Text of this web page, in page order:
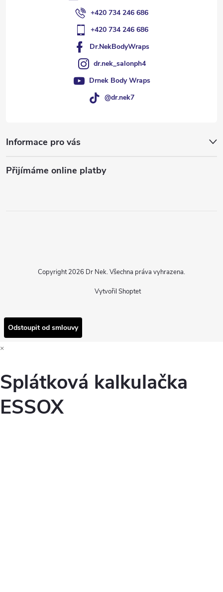
+420 734 246 686
+420 734 246 686
Dr.NekBodyWraps
dr.nek_salonph4
Drnek Body Wraps
@dr.nek7
Informace pro vás
Přijímáme online platby
Vytvořil Shoptet
Copyright 2026 Dr Nek. Všechna práva vyhrazena.
Odstoupit od smlouvy
×
Splátková kalkulačka
ESSOX